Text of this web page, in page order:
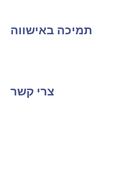
תמיכה באישווה
צרי קשר